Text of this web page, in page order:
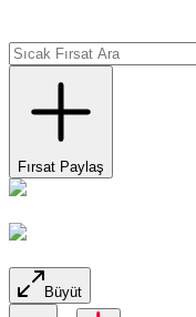
Fırsat Paylaş
Büyüt